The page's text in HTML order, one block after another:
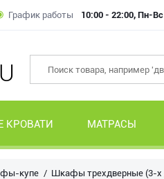
График работы 10:00 - 22:00, Пн-Вс
КРОВАТИ МАТРАСЫ
купе Шкафы трехдверные (3-х